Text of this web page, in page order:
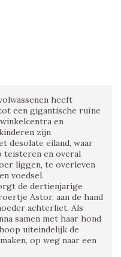
heeft
een gigantische ruïne
en
zijn
desolate eiland, waar
teisteren en overal
liggen, te overleven
voedsel.
de dertienjarige
Astor, aan de hand
achterliet. Als
samen met haar hond
uiteindelijk de
op weg naar een